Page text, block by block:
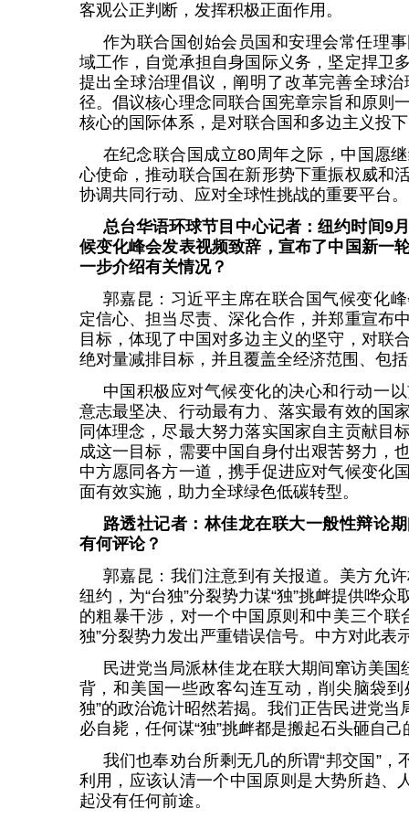
客观公正判断，发挥积极正面作用。
作为联合国创始会员国和安理会常任理
域工作，自觉承担自身国际义务，坚定捍卫
提出全球治理倡议，阐明了改革完善全球
径。倡议核心理念同联合国宪章宗旨和原则
核心的国际体系，是对联合国和多边主义投下
在纪念联合国成立80周年之际，中国愿
心使命，推动联合国在新形势下重振权威和
协调共同行动、应对全球性挑战的重要平台。
总台华语环球节目中心记者：纽约时间9
候变化峰会发表视频致辞，宣布了中国新一
一步介绍有关情况？
郭嘉昆：习近平主席在联合国气候变化
定信心、担当尽责、深化合作，并郑重宣布
目标，体现了中国对多边主义的坚守，对联
绝对量减排目标，并且覆盖全经济范围、包
中国积极应对气候变化的决心和行动一
意志最坚决、行动最有力、落实最有效的国
同体理念，尽最大努力落实国家自主贡献目
成这一目标，需要中国自身付出艰苦努力，
中方愿同各方一道，携手促进应对气候变化
面有效实施，助力全球绿色低碳转型。
路透社记者：林佳龙在联大一般性辩论
有何评论？
郭嘉昆：我们注意到有关报道。美方允
纽约，为“台独”分裂势力谋“独”挑衅提供哗
的粗暴干涉，对一个中国原则和中美三个联
独”分裂势力发出严重错误信号。中方对此表
民进党当局派林佳龙在联大期间窜访美国
背，和美国一些政客勾连互动，削尖脑袋到
独”的政治诡计昭然若揭。我们正告民进党当
必自毙，任何谋“独”挑衅都是搬起石头砸自己
我们也奉劝台所剩无几的所谓“邦交国”，
利用，应该认清一个中国原则是大势所趋、
起没有任何前途。